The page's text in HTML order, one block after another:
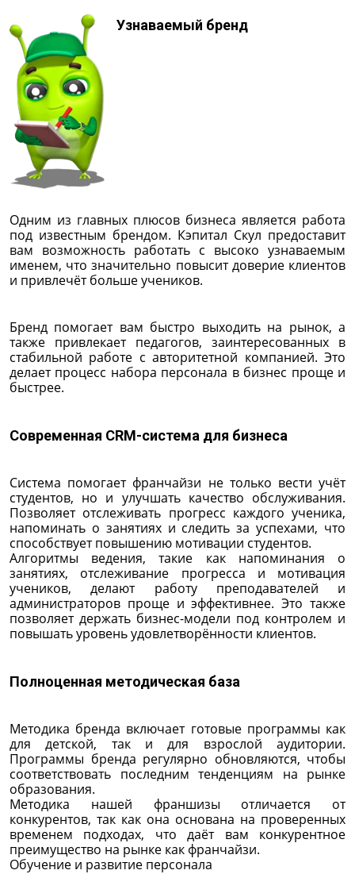
Узнаваемый бренд
Одним из главных плюсов бизнеса является работа
под известным брендом. Кэпитал Скул предоставит
вам возможность работать с высоко узнаваемым
именем, что значительно повысит доверие клиентов
и привлечёт больше учеников.
Бренд помогает вам быстро выходить на рынок, а
также привлекает педагогов, заинтересованных в
стабильной работе с авторитетной компанией. Это
делает процесс набора персонала в бизнес проще и
быстрее.
Современная CRM-система для бизнеса
Система помогает франчайзи не только вести учёт
студентов, но и улучшать качество обслуживания.
Позволяет отслеживать прогресс каждого ученика,
напоминать о занятиях и следить за успехами, что
способствует повышению мотивации студентов.
Алгоритмы ведения, такие как напоминания о
занятиях, отслеживание прогресса и мотивация
учеников, делают работу преподавателей и
администраторов проще и эффективнее. Это также
позволяет держать бизнес-модели под контролем и
повышать уровень удовлетворённости клиентов.
Полноценная методическая база
Методика бренда включает готовые программы как
для детской, так и для взрослой аудитории.
Программы бренда регулярно обновляются, чтобы
соответствовать последним тенденциям на рынке
образования.
Методика нашей франшизы отличается от
конкурентов, так как она основана на проверенных
временем подходах, что даёт вам конкурентное
преимущество на рынке как франчайзи.
Обучение и развитие персонала